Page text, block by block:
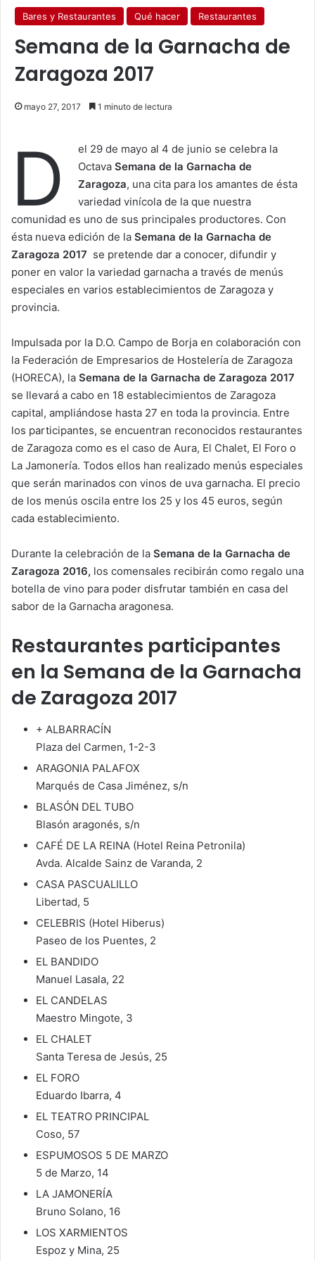
Bares y Restaurantes Qué hacer Restaurantes
Semana de la Garnacha de
Zaragoza 2017
mayo 27, 2017 1 minuto de lectura
D
el 29 de mayo al 4 de junio se celebra la
Octava Semana de la Garnacha de
Zaragoza, una cita para los amantes de ésta
variedad vinícola de la que nuestra
comunidad es uno de sus principales productores. Con
ésta nueva edición de la Semana de la Garnacha de
Zaragoza 2017 se pretende dar a conocer, difundir y
poner en valor la variedad garnacha a través de menús
especiales en varios establecimientos de Zaragoza y
provincia.
Impulsada por la D.O. Campo de Borja en colaboración con
la Federación de Empresarios de Hostelería de Zaragoza
(HORECA), la Semana de la Garnacha de Zaragoza 2017
se llevará a cabo en 18 establecimientos de Zaragoza
capital, ampliándose hasta 27 en toda la provincia. Entre
los participantes, se encuentran reconocidos restaurantes
de Zaragoza como es el caso de Aura, El Chalet, El Foro o
La Jamonería. Todos ellos han realizado menús especiales
que serán marinados con vinos de uva garnacha. El precio
de los menús oscila entre los 25 y los 45 euros, según
cada establecimiento.
Durante la celebración de la Semana de la Garnacha de
Zaragoza 2016, los comensales recibirán como regalo una
botella de vino para poder disfrutar también en casa del
sabor de la Garnacha aragonesa.
Restaurantes participantes
en la Semana de la Garnacha
de Zaragoza 2017
+ ALBARRACÍN
Plaza del Carmen, 1-2-3
ARAGONIA PALAFOX
Marqués de Casa Jiménez, s/n
BLASÓN DEL TUBO
Blasón aragonés, s/n
CAFÉ DE LA REINA (Hotel Reina Petronila)
Avda. Alcalde Sainz de Varanda, 2
CASA PASCUALILLO
Libertad, 5
CELEBRIS (Hotel Hiberus)
Paseo de los Puentes, 2
EL BANDIDO
Manuel Lasala, 22
EL CANDELAS
Maestro Mingote, 3
EL CHALET
Santa Teresa de Jesús, 25
EL FORO
Eduardo Ibarra, 4
EL TEATRO PRINCIPAL
Coso, 57
ESPUMOSOS 5 DE MARZO
5 de Marzo, 14
LA JAMONERÍA
Bruno Solano, 16
LOS XARMIENTOS
Espoz y Mina, 25